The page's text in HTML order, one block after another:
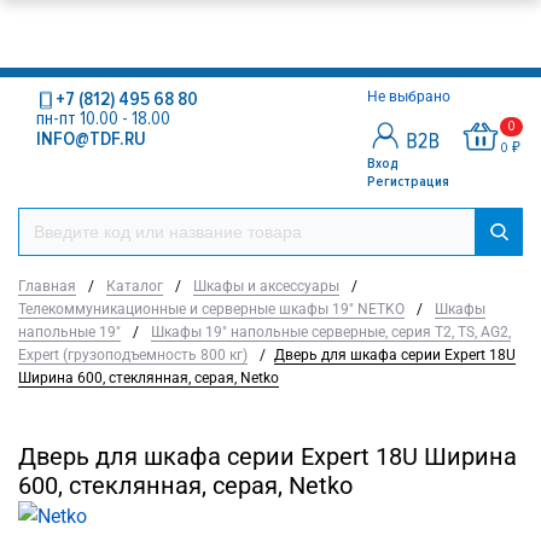
Не выбрано
Вход
Регистрация
0
0 ₽
+7 (812) 495 68 80
пн-пт 10.00 - 18.00
INFO@TDF.RU
Главная / Каталог / Шкафы и аксессуары
/
Телекоммуникационные и серверные шкафы 19" NETKO
/
Шкафы
напольные 19"
/
Шкафы 19" напольные серверные, серия T2, TS, AG2,
Expert (грузоподъемность 800 кг)
/ Дверь для шкафа серии Expert 18U
Ширина 600, стеклянная, серая, Netko
Дверь для шкафа серии Expert 18U Ширина
600, стеклянная, серая, Netko